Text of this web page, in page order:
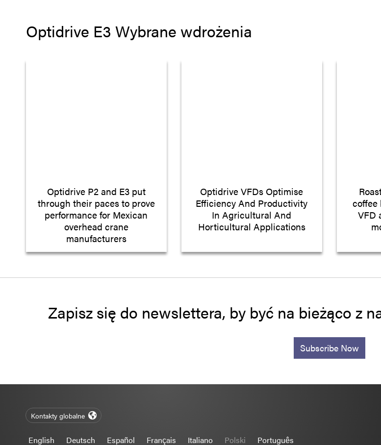
Optidrive E3 Wybrane wdrożenia
Optidrive P2 and E3 put
through their paces to prove
performance for Mexican
overhead crane
manufacturers
Optidrive VFDs Optimise
Efficiency And Productivity
In Agricultural And
Horticultural Applications
VFD
Zapisz się do newslettera, by być na bieżąco z
Subscribe Now
Kontakty globalne
English Deutsch Español Français Italiano Polski Português